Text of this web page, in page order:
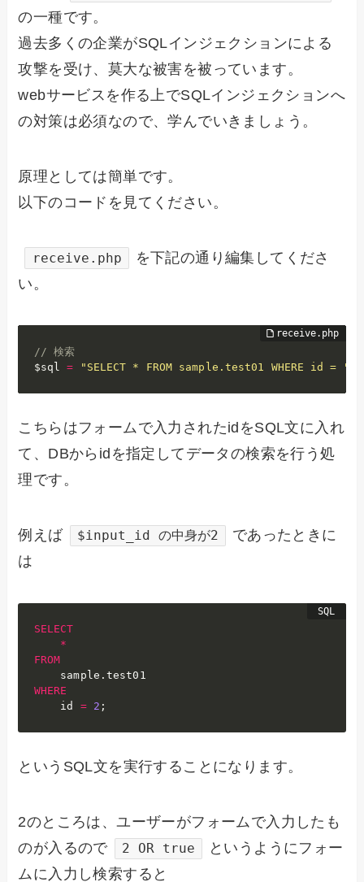
の一種です。
過去多くの企業がSQLインジェクションによる
攻撃を受け、莫大な被害を被っています。
webサービスを作る上でSQLインジェクションへ
の対策は必須なので、学んでいきましょう。
原理としては簡単です。
以下のコードを見てください。
receive.php
を下記の通り編集してくださ
い。
// 検索
$sql
= "SELECT * FROM sample.test01 WHERE id = "
こちらはフォームで入力されたidをSQL文に入れ
て、DBからidを指定してデータの検索を行う処
理です。
例えば $input_id の中身が2
であったときに
は
SELECT
*
FROM
    sample
.
WHERE
    id
= 2 ;
というSQL文を実行することになります。
2のところは、ユーザーがフォームで入力したも
のが入るので
2 OR true
というようにフォー
ムに入力し検索すると